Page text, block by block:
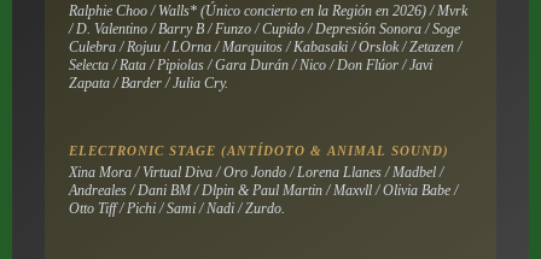
Ralphie Choo / Walls* (Único concierto en la Región en 2026) / Mvrk
/ D. Valentino / Barry B / Funzo / Cupido / Depresión Sonora / Soge
Culebra / Rojuu / LOrna / Marquitos / Kabasaki / Orslok / Zetazen /
Selecta / Rata / Pipiolas / Gara Durán / Nico / Don Flúor / Javi
Zapata / Barder / Julia Cry.
ELECTRONIC STAGE (ANTÍDOTO & ANIMAL SOUND)
Xina Mora / Virtual Diva / Oro Jondo / Lorena Llanes / Madbel /
Andreales / Dani BM / Dlpin & Paul Martin / Maxvll / Olivia Babe /
Otto Tiff / Pichi / Sami / Nadi / Zurdo.